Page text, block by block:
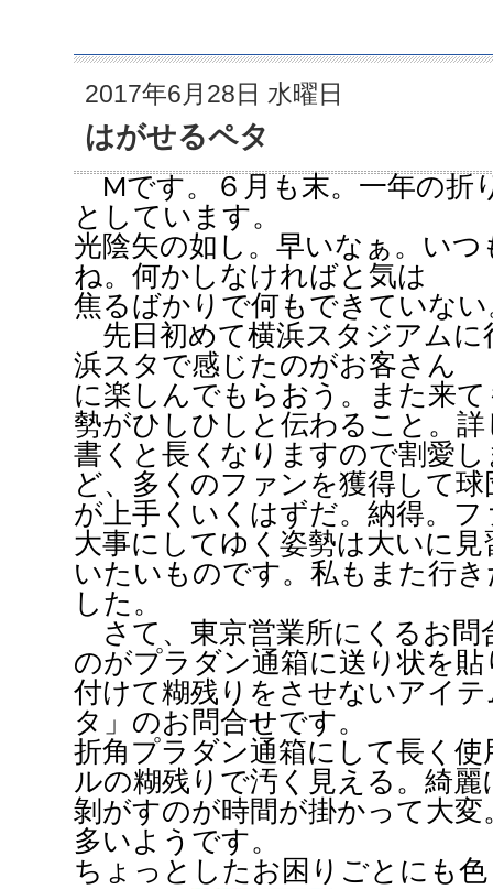
2017年6月28日 水曜日
はがせるペタ
Mです。６月も末。一年の折
としています。
光陰矢の如し。早いなぁ。い
ね。何かしなければと気は
焦るばかりで何もできていな
先日初めて横浜スタジアムに
浜スタで感じたのがお客さん
に楽しんでもらおう。また来
勢がひしひしと伝わること。詳
書くと長くなりますので割愛
ど、多くのファンを獲得して球
が上手くいくはずだ。納得。
大事にしてゆく姿勢は大いに見
いたいものです。私もまた行
した。
さて、東京営業所にくるお問
のがプラダン通箱に送り状を貼
付けて糊残りをさせないアイ
タ」のお問合せです。
折角プラダン通箱にして長く
ルの糊残りで汚く見える。綺麗
剝がすのが時間が掛かって大
多いようです。
ちょっとしたお困りごとにも